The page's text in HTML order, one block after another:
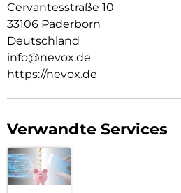
Cervantesstraße 10
33106 Paderborn
Deutschland
info@nevox.de
https://nevox.de
Verwandte Services